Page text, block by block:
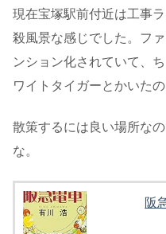
現在宝塚駅前付近は工事
殺風景な感じでした。フ
ンション化されていて、
ワイトタイガーとかいたの
散策するには良い場所な
な。
阪